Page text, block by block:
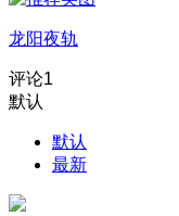
龙阳夜轨
评论1
默认
默认
最新